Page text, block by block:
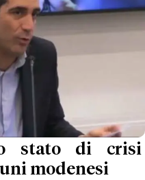
stato di crisi
modenesi